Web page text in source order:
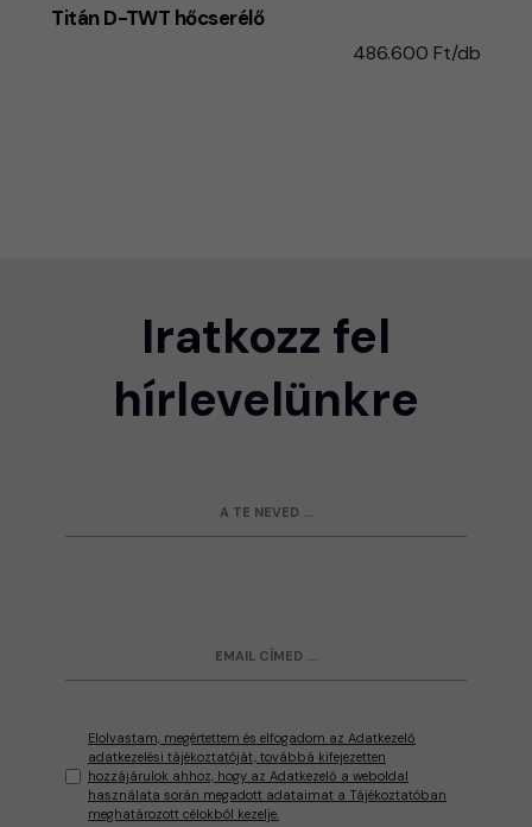
Titán D-TWT hőcserélő
486.600 Ft/db
Iratkozz fel
hírlevelünkre
Elolvastam, megértettem és elfogadom az Adatkezelő
adatkezelési tájékoztatóját, továbbá kifejezetten
hozzájárulok ahhoz, hogy az Adatkezelő a weboldal
használata során megadott adataimat a Tájékoztatóban
meghatározott célokból kezelje.